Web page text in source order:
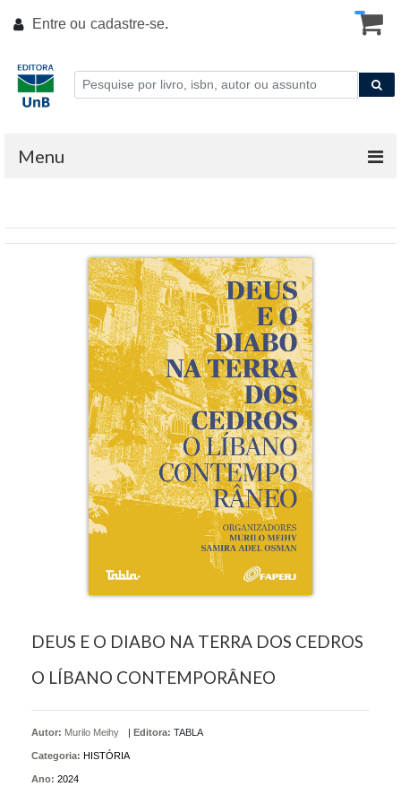
Entre ou cadastre-se.
Menu
DEUS E O DIABO NA TERRA DOS CEDROS
O LÍBANO CONTEMPORÂNEO
Autor: Murilo Meihy Editora: TABLA
Categoria: HISTÓRIA
Ano: 2024